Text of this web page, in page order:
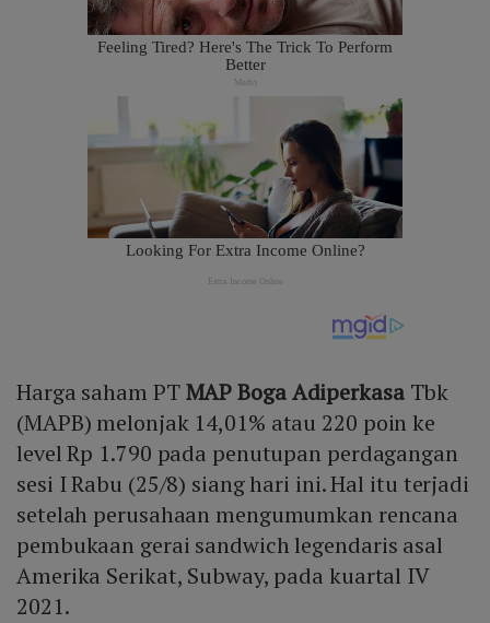
Harga saham PTMAP Boga Adiperkasa Tbk
(MAPB) melonjak 14,01% atau 220 poin ke
level Rp 1.790 pada penutupan perdagangan
sesi I Rabu (25/8) siang hari ini. Hal itu terjadi
setelah perusahaan mengumumkan rencana
pembukaan gerai sandwich legendaris asal
Amerika Serikat, Subway, pada kuartal IV
2021.